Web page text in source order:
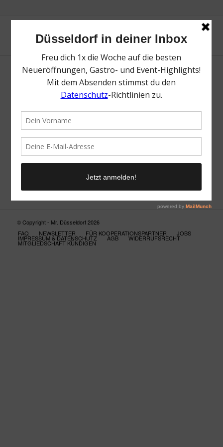
Neue Suche
Suchergebnis nicht zufriedenstellend? Versuche es mal mit
einem Wortteil oder einer anderen Schreibweise.
© Copyright - Mr. Düsseldorf 2026
FAQ
NEWSLETTER FÜR KOOPERATIONSPARTNER JOBS
IMPRESSUM & DATENSCHUTZ AGB WIDERRUFSRECHT
MITGLIEDSCHAFT KÜNDIGEN